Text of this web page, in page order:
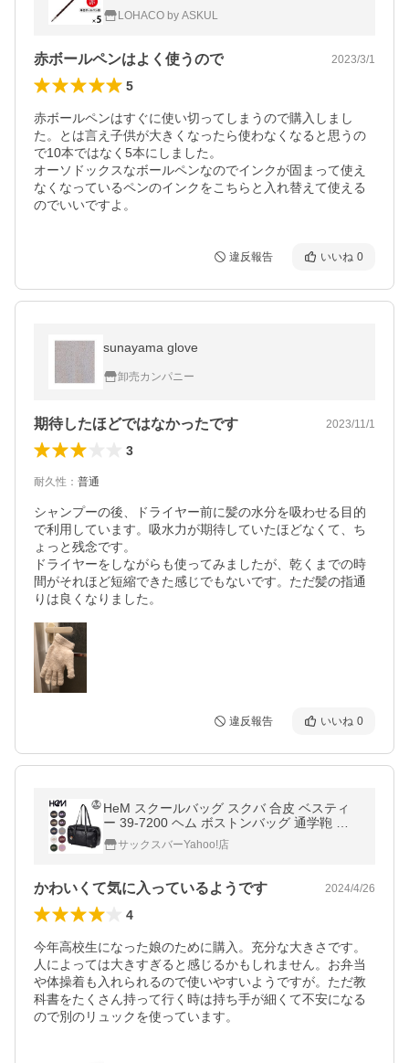
LOHACO by ASKUL
赤ボールペンはよく使うので 2023/3/1
5
赤ボールペンはすぐに使い切ってしまうので購入しまし
た。とは言え子供が大きくなったら使わなくなると思うの
で10本ではなく5本にしました。
オーソドックスなボールペンなのでインクが固まって使え
なくなっているペンのインクをこちらと入れ替えて使える
のでいいですよ。
違反報告 いいね 0
sunayama glove
卸売カンパニー
期待したほどではなかったです 2023/11/1
3
耐久性 ： 普通
シャンプーの後、ドライヤー前に髪の水分を吸わせる目的
で利用しています。吸水力が期待していたほどなくて、ち
ょっと残念です。
ドライヤーをしながらも使ってみましたが、乾くまでの時
間がそれほど短縮できた感じでもないです。ただ髪の指通
りは良くなりました。
違反報告 いいね 0
HeM スクールバッグ スクバ 合皮 ベスティ
ー 39-7200 ヘム ボストンバッグ 通学鞄 お
しゃれ 通学 カラフル_29
サックスバーYahoo!店
かわいくて気に入っているようです 2024/4/26
4
今年高校生になった娘のために購入。充分な大きさです。
人によっては大きすぎると感じるかもしれません。お弁当
や体操着も入れられるので使いやすいようですが。ただ教
科書をたくさん持って行く時は持ち手が細くて不安になる
ので別のリュックを使っています。